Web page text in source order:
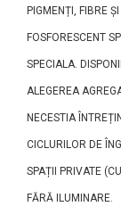
PIGMENȚI, FIBRE
FOSFORESCENT
SPECIALA.
ALEGEREA
NECESTIA
CICLURILOR DE
SPAȚII PRIVATE
FĂRĂ ILUMINARE.